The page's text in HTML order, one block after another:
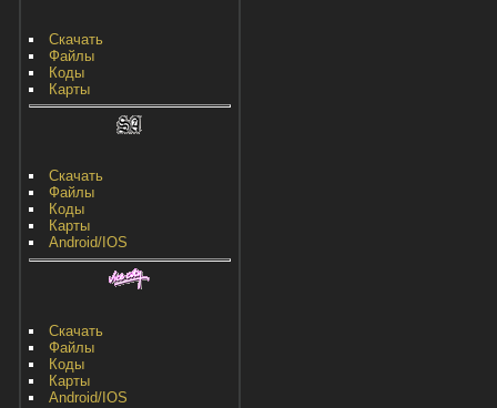
Скачать
Файлы
Коды
Карты
Скачать
Файлы
Коды
Карты
Android/IOS
Скачать
Файлы
Коды
Карты
Android/IOS